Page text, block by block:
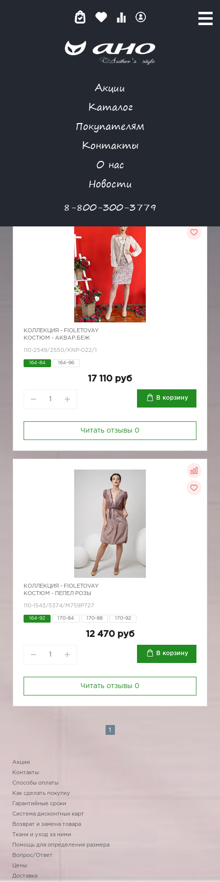
Акции
Каталог
Покупателям
Контакты
О нас
Новости
8-800-300-3779
FIOLETOVAY
КОЛЛЕКЦИЯ - FIOLETOVAY
КОСТЮМ - АКВАР.БЕЖ
110-2549/2550/KNP-022/1
164-84 164-96
17 110 руб
В корзину
Читать отзывы 0
КОЛЛЕКЦИЯ - FIOLETOVAY
КОСТЮМ - ПЕПЕЛ РОЗЫ
110-1543/5374/М759Р727
164-92 170-84 170-88 170-92
12 470 руб
В корзину
Читать отзывы 0
1
Акции
Контакты
Способы оплаты
Как сделать покупку
Гарантийные сроки
Система дисконтных карт
Возврат и замена товара
Ткани и уход за ними
Помощь для определения размера
Вопрос/Ответ
Цены
Доставка